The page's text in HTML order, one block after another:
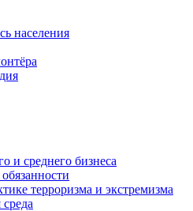
населения
и среднего бизнеса
терроризма и экстремизма